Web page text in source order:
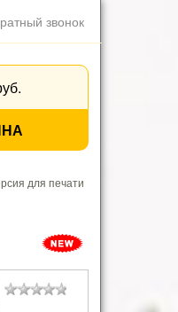
звонок
для печати